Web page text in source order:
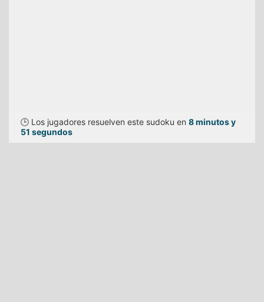
🕒 Los jugadores resuelven este sudoku en 8 minutos y
51 segundos